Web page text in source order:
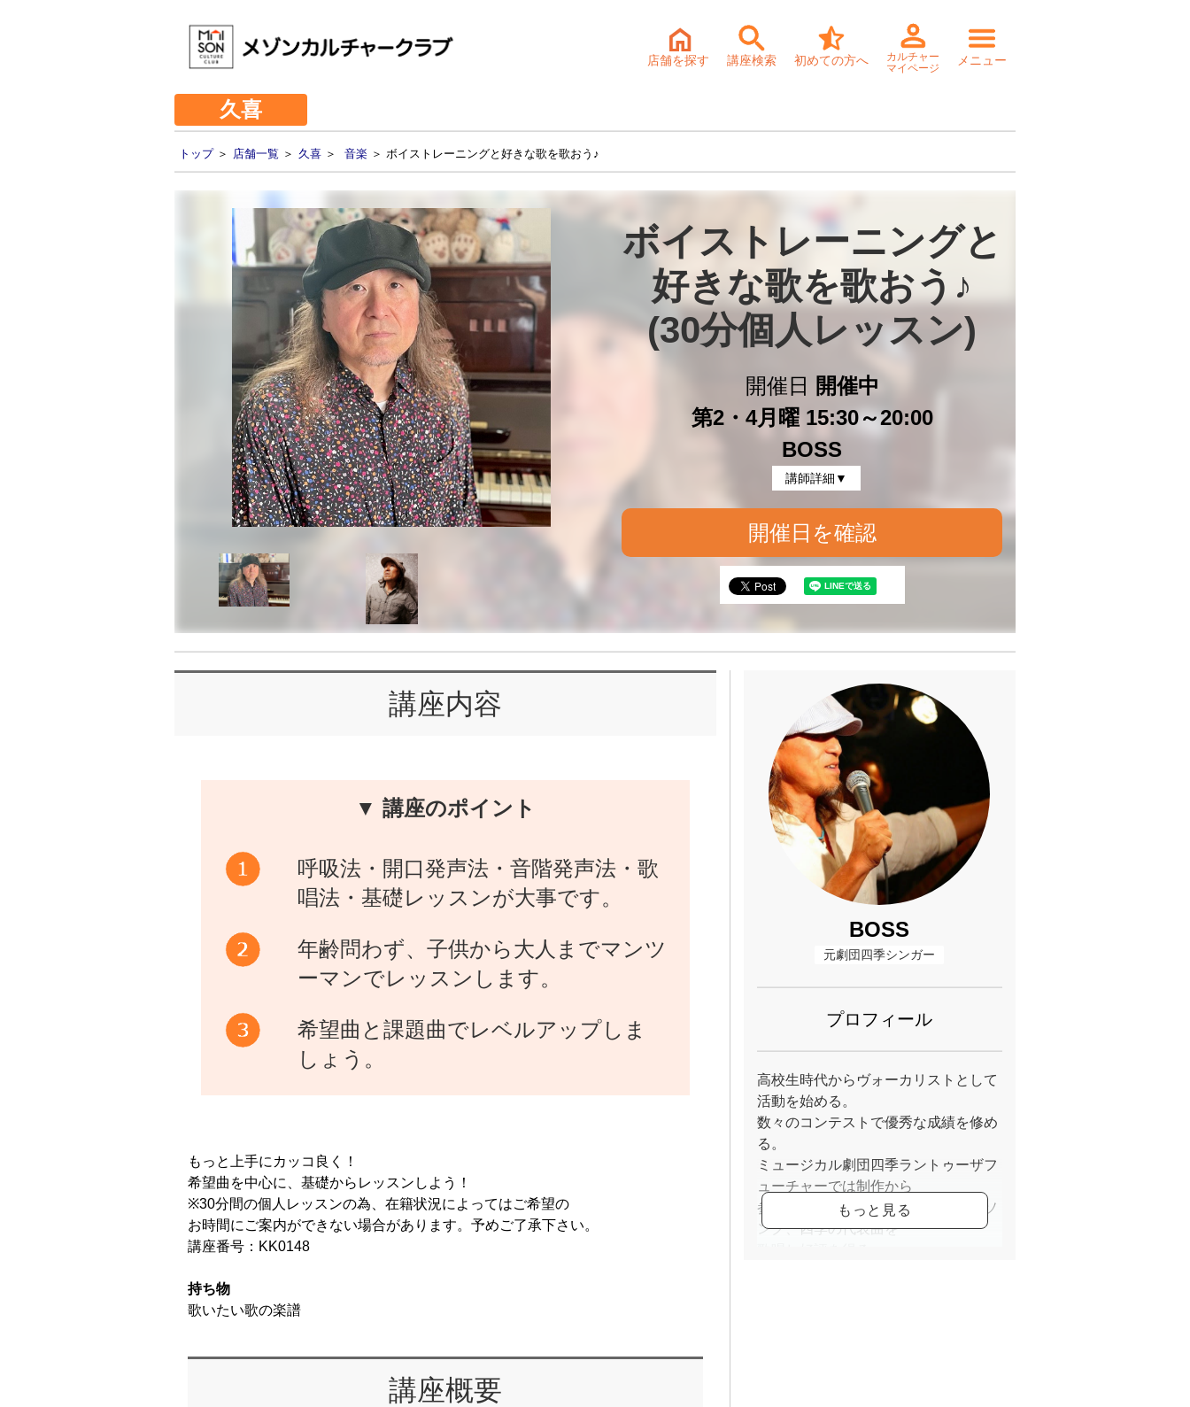
店舗を探す 講座検索 初めての方へ
カルチャー
マイページ
メニュー
久喜
トップ＞ 店舗一覧 ＞ 久喜 ＞ 音楽 ＞ ボイストレーニングと好きな歌を歌おう♪
ボイストレーニングと
好きな歌を歌おう♪
(30分個人レッスン)
開催日
開催中
第2・4月曜 15:30～20:00
BOSS
講師詳細▼
開催日を確認
講座内容
▼ 講座のポイント
呼吸法・開口発声法・音階発声法・歌
唱法・基礎レッスンが大事です。
年齢問わず、子供から大人までマンツ
ーマンでレッスンします。
希望曲と課題曲でレベルアップしま
しょう。
もっと上手にカッコ良く！
希望曲を中心に、基礎からレッスンしよう！
※30分間の個人レッスンの為、在籍状況によってはご希望の
お時間にご案内ができない場合があります。予めご了承下さい。
講座番号：KK0148
持ち物
歌いたい歌の楽譜
講座概要
BOSS
元劇団四季シンガー
プロフィール
高校生時代からヴォーカリストとして
活動を始める。
数々のコンテストで優秀な成績を修め
る。
ミュージカル劇団四季ラントゥーザフ
ューチャーでは制作から
参加し、ロックナンバーやゴスペルソ
ング、四季の代表曲を